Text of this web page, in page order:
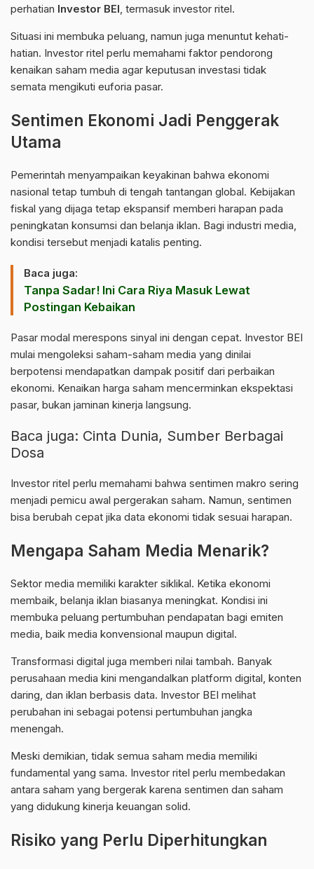
perhatian Investor BEI, termasuk investor ritel.
Situasi ini membuka peluang, namun juga menuntut kehati-
hatian. Investor ritel perlu memahami faktor pendorong
kenaikan saham media agar keputusan investasi tidak
semata mengikuti euforia pasar.
Sentimen Ekonomi Jadi Penggerak
Utama
Pemerintah menyampaikan keyakinan bahwa ekonomi
nasional tetap tumbuh di tengah tantangan global. Kebijakan
fiskal yang dijaga tetap ekspansif memberi harapan pada
peningkatan konsumsi dan belanja iklan. Bagi industri media,
kondisi tersebut menjadi katalis penting.
Baca juga:
Tanpa Sadar! Ini Cara Riya Masuk Lewat
Postingan Kebaikan
Pasar modal merespons sinyal ini dengan cepat. Investor BEI
mulai mengoleksi saham-saham media yang dinilai
berpotensi mendapatkan dampak positif dari perbaikan
ekonomi. Kenaikan harga saham mencerminkan ekspektasi
pasar, bukan jaminan kinerja langsung.
Baca juga: Cinta Dunia, Sumber Berbagai
Dosa
Investor ritel perlu memahami bahwa sentimen makro sering
menjadi pemicu awal pergerakan saham. Namun, sentimen
bisa berubah cepat jika data ekonomi tidak sesuai harapan.
Mengapa Saham Media Menarik?
Sektor media memiliki karakter siklikal. Ketika ekonomi
membaik, belanja iklan biasanya meningkat. Kondisi ini
membuka peluang pertumbuhan pendapatan bagi emiten
media, baik media konvensional maupun digital.
Transformasi digital juga memberi nilai tambah. Banyak
perusahaan media kini mengandalkan platform digital, konten
daring, dan iklan berbasis data. Investor BEI melihat
perubahan ini sebagai potensi pertumbuhan jangka
menengah.
Meski demikian, tidak semua saham media memiliki
fundamental yang sama. Investor ritel perlu membedakan
antara saham yang bergerak karena sentimen dan saham
yang didukung kinerja keuangan solid.
Risiko yang Perlu Diperhitungkan